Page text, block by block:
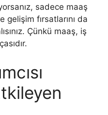
sadece maaş
gelişim fırsatlarını da
Çünkü maaş, iş